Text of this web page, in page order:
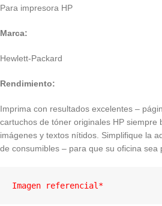
Para impresora HP
Marca:
Hewlett-Packard
Rendimiento:
Imprima con resultados excelentes –
cartuchos de tóner originales HP siempre
imágenes y textos nítidos. Simplifique la
de consumibles – para que su oficina sea
Imagen referencial*